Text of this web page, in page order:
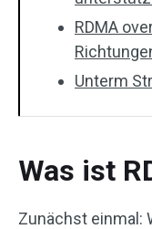
RDMA
Unterm
Was ist
Zunächst einmal: